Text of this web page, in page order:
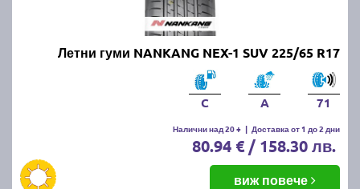
Летни гуми NANKANG NEX-1 SUV 225/65 R17
C A 71
Налични над 20 + | Доставка от 1 до 2 дни
80.94 € / 158.30 лв.
виж повече